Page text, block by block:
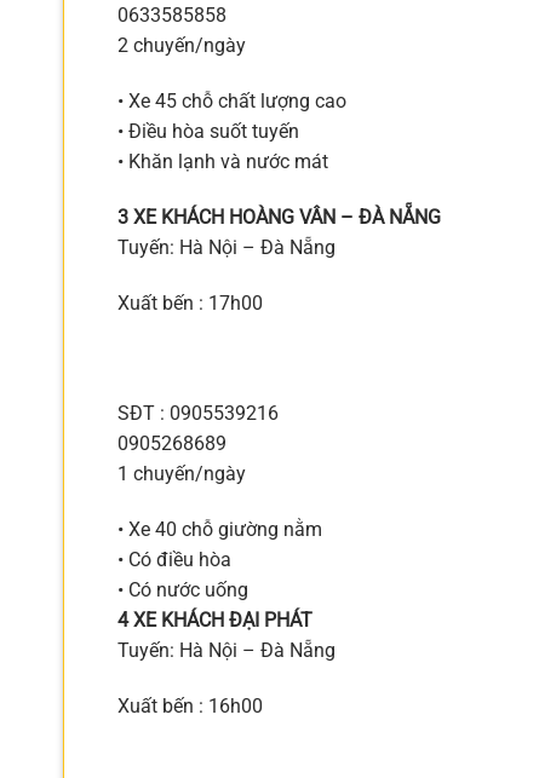
0633585858
2 chuyến/ngày
• Xe 45 chỗ chất lượng cao
• Điều hòa suốt tuyến
• Khăn lạnh và nước mát
3 XE KHÁCH HOÀNG VÂN – ĐÀ NẴNG
Tuyến: Hà Nội – Đà Nẵng
Xuất bến : 17h00
SĐT : 0905539216
0905268689
1 chuyến/ngày
• Xe 40 chỗ giường nằm
• Có điều hòa
• Có nước uống
4 XE KHÁCH ĐẠI PHÁT
Tuyến: Hà Nội – Đà Nẵng
Xuất bến : 16h00